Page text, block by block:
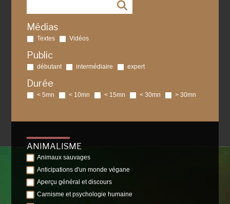
Médias
Textes Vidéos
Public
débutant intermédiaire expert
Durée
< 5mn < 10mn < 15mn < 30mn > 30mn
ANIMALISME
Animaux sauvages
Anticipations d'un monde végane
Aperçu général et discours
Carnisme et psychologie humaine